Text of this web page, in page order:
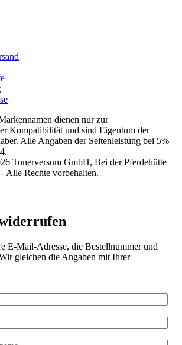
dienen nur zur
Kompatibilität und sind Eigentum der
Alle Angaben der Seitenleistung bei 5%
Tonerversum GmbH, Bei der Pferdehütte
Alle Rechte vorbehalten.
E-Mail-Adresse, die Bestellnummer und
gleichen die Angaben mit Ihrer